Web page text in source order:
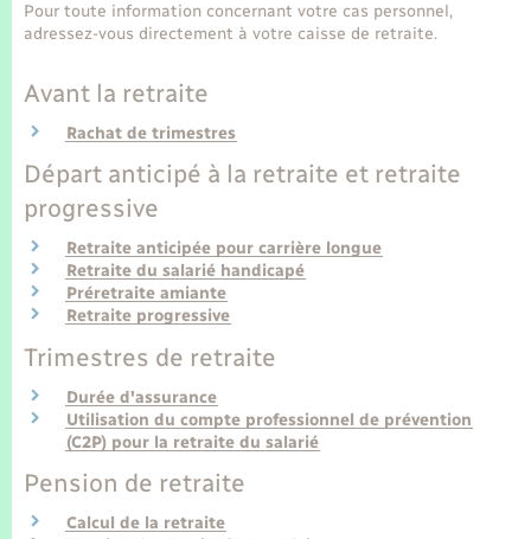
Pour toute information concernant votre cas personnel,
adressez-vous directement à votre caisse de retraite.
Avant la retraite
Rachat de trimestres
Départ anticipé à la retraite et retraite
progressive
Retraite anticipée pour carrière longue
Retraite du salarié handicapé
Préretraite amiante
Retraite progressive
Trimestres de retraite
Durée d'assurance
Utilisation du compte professionnel de prévention
(C2P) pour la retraite du salarié
Pension de retraite
Calcul de la retraite